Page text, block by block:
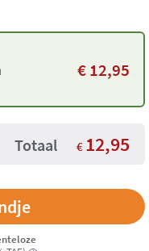
€12,95
Totaal € 12,95